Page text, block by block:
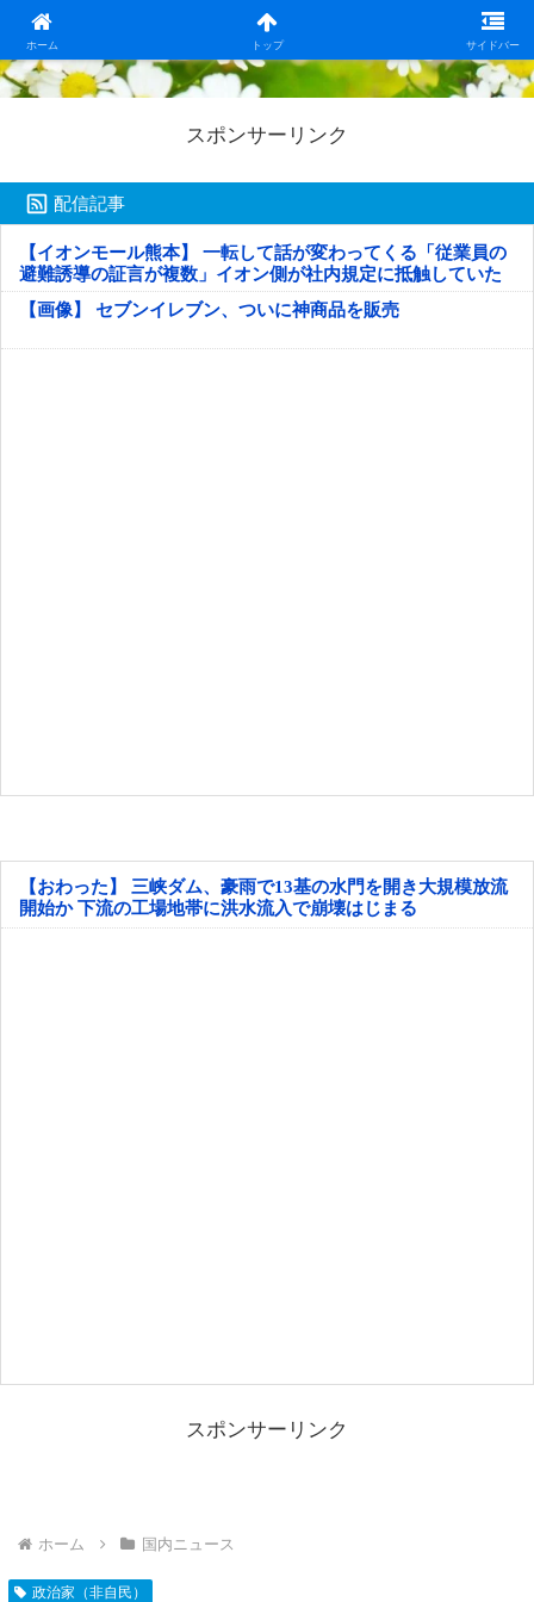
ホーム トップ サイドバー
日本第一！ニュース録
スポンサーリンク
配信記事
【イオンモール熊本】 一転して話が変わってくる「従業員の
避難誘導の証言が複数」イオン側が社内規定に抵触していた
疑い
【画像】 セブンイレブン、ついに神商品を販売
【おわった】 三峡ダム、豪雨で13基の水門を開き大規模放流
開始か 下流の工場地帯に洪水流入で崩壊はじまる
スポンサーリンク
ホーム 国内ニュース
政治家（非自民）